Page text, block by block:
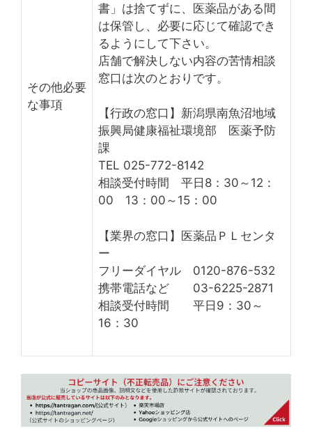
その他必要
な事項
書」は捨てずに、医薬品がある間
は保管し、必要に応じて確認でき
るようにして下さい。
店舗で解決しない内容の苦情相談
窓口は次のとおりです。
【行政の窓口】新潟県南魚沼地域
振興局健康福祉環境部 医薬予防
課
TEL 025-772-8142
相談受付時間 平日8：30～12：
00 13：00～15：00
【業界の窓口】医薬品ＰＬセンタ
ー
フリーダイヤル 0120-876-532
携帯電話など 03-6225-2871
相談受付時間 平日9：30～
16：30